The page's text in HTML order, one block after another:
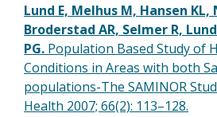
Lund E, Melhus M, Hansen KL,
Broderstad AR, Selmer R,
PG. Population Based Study of
Conditions in Areas with both
populations-The SAMINOR
Health 2007; 66(2): 113–128.